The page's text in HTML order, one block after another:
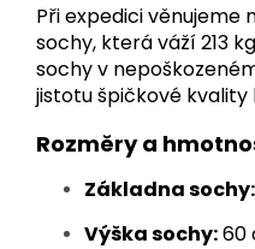
Při expedici věnujeme
sochy, která váží 213
sochy v
jistotu špičkové kvality
Rozměry a
Základna sochy:
Výška sochy:60